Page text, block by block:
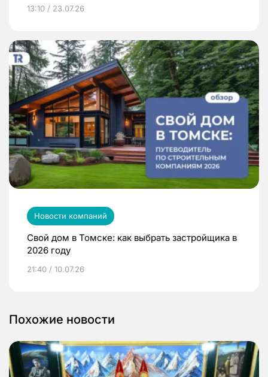
13:10 / 23.07.26
Новости компаний
Свой дом в Томске: как выбрать застройщика в
2026 году
21:40 / 10.07.26
Похожие новости